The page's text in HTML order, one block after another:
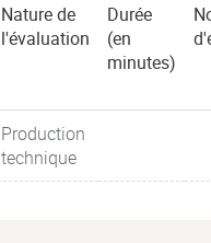
Nature de
l'évaluation
Durée
(en
minutes)
Production
technique